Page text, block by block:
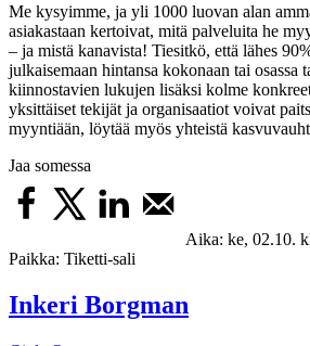
Me kysyimme, ja yli 1000 luovan alan
asiakastaan kertoivat, mitä palveluita he
– ja mistä kanavista! Tiesitkö, että lähes
julkaisemaan hintansa kokonaan tai osassa
kiinnostavien lukujen lisäksi kolme
yksittäiset tekijät ja organisaatiot voivat
myyntiään, löytää myös yhteistä
Jaa somessa
Aika: ke, 02.10.
Paikka: Tiketti-sali
Inkeri Borgman